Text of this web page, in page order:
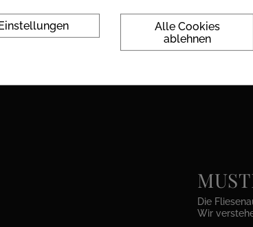
8 mm
Die
Wir
Alle Cookies
ablehnen